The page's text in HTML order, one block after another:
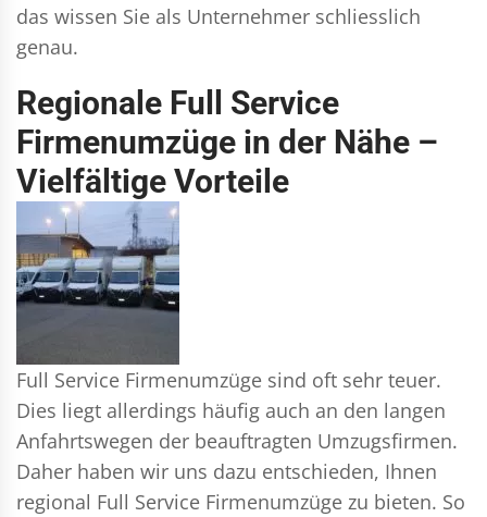
das wissen Sie als Unternehmer schliesslich
genau.
Regionale Full Service
Firmenumzüge in der Nähe –
Vielfältige Vorteile
Full Service Firmenumzüge sind oft sehr teuer.
Dies liegt allerdings häufig auch an den langen
Anfahrtswegen der beauftragten Umzugsfirmen.
Daher haben wir uns dazu entschieden, Ihnen
regional Full Service Firmenumzüge zu bieten. So